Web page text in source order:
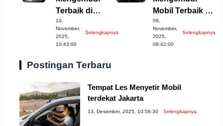
Terbaik di
Cirebon yang
Harus Dicoba!
10,
November,
2025,
10:43:00
Selengkapnya
Mobil Terbaik di
Depok, Coba
Sekarang!
09,
November,
2025,
09:42:00
Selengkapnya
Postingan Terbaru
Tempat Les Menyetir Mobil
terdekat Jakarta
13, Desember, 2025, 10:58:30 Selengkapnya